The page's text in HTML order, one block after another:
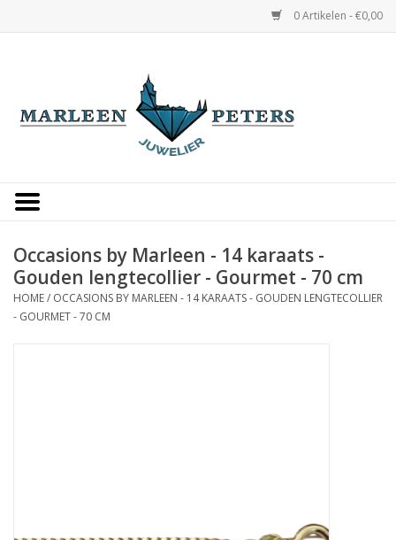
0 Artikelen - €0,00
Occasions
Occasions by Marleen - 14 karaats -
Gouden lengtecollier - Gourmet - 70 cm
HOME/ OCCASIONS BY MARLEEN - 14 KARAATS - GOUDEN LENGTECOLLIER
- GOURMET - 70 CM